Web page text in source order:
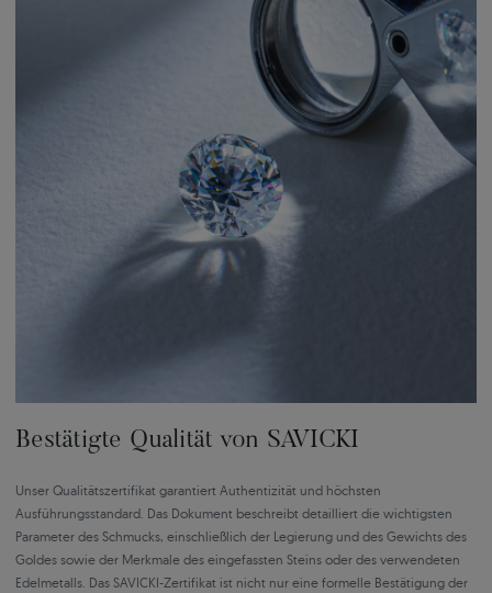
Bestätigte Qualität von SAVICKI
Unser Qualitätszertifikat garantiert Authentizität und höchsten
Ausführungsstandard. Das Dokument beschreibt detailliert die wichtigsten
Parameter des Schmucks, einschließlich der Legierung und des Gewichts des
Goldes sowie der Merkmale des eingefassten Steins oder des verwendeten
Edelmetalls. Das SAVICKI-Zertifikat ist nicht nur eine formelle Bestätigung der